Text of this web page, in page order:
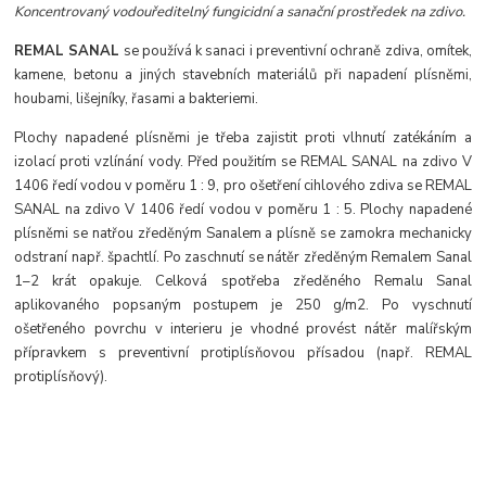
Koncentrovaný vodouředitelný fungicidní a sanační prostředek na zdivo.
REMAL SANAL se používá k sanaci i preventivní ochraně zdiva, omítek,
kamene, betonu a jiných stavebních materiálů při napadení plísněmi,
houbami, lišejníky, řasami a bakteriemi.
Plochy napadené plísněmi je třeba zajistit proti vlhnutí zatékáním a
izolací proti vzlínání vody. Před použitím se REMAL SANAL na zdivo V
1406 ředí vodou v poměru 1 : 9, pro ošetření cihlového zdiva se REMAL
SANAL na zdivo V 1406 ředí vodou v poměru 1 : 5. Plochy napadené
plísněmi se natřou zředěným Sanalem a plísně se zamokra mechanicky
odstraní např. špachtlí. Po zaschnutí se nátěr zředěným Remalem Sanal
1–2 krát opakuje. Celková spotřeba zředěného Remalu Sanal
aplikovaného popsaným postupem je 250 g/m2. Po vyschnutí
ošetřeného povrchu v interieru je vhodné provést nátěr malířským
přípravkem s preventivní protiplísňovou přísadou (např. REMAL
protiplísňový).